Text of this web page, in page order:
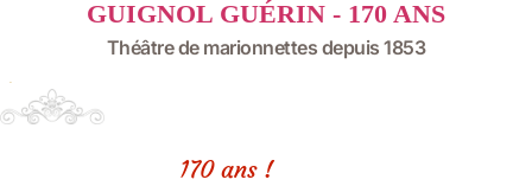
GUIGNOL GUÉRIN - 170 ANS
Théâtre de marionnettes depuis 1853
170 ans !